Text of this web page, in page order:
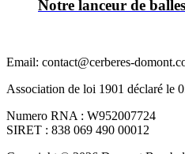
Notre lanceur de balles
Email: contact@cerberes-
Association de loi 1901 déclaré le
Numero RNA : W952007724
SIRET : 838 069 490 00012